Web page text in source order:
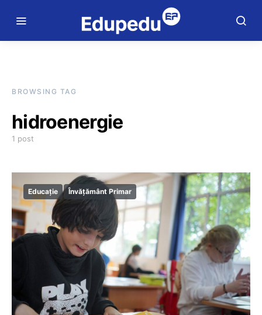
BROWSING TAG
hidroenergie
1 post
Educație Învățământ Primar